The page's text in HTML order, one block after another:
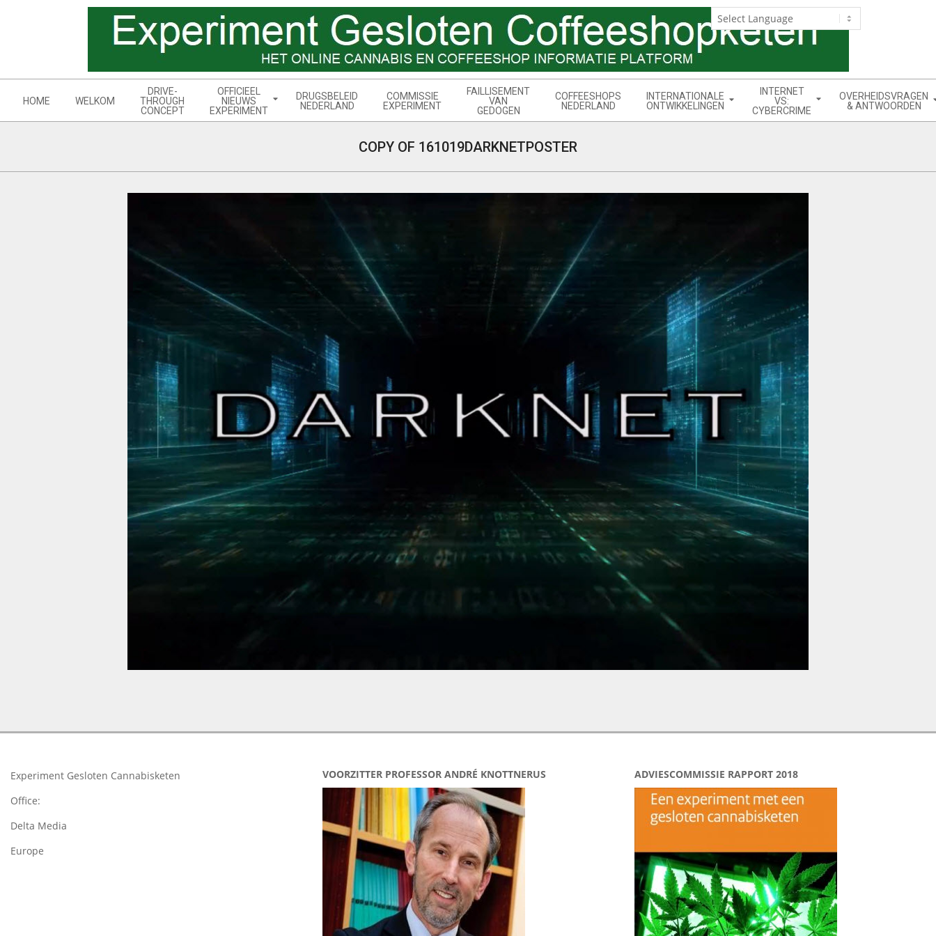
Menu
HOME WELKOM
DRIVE-
THROUGH
CONCEPT
OFFICIEEL
NIEUWS
EXPERIMENT
DRUGSBELEID
NEDERLAND
COMMISSIE
EXPERIMENT
FAILLISEMENT
VAN
GEDOGEN
COFFEESHOPS
NEDERLAND
INTERNATIONALE
ONTWIKKELINGEN
INTERNET
VS:
CYBERCRIME
OVERHEIDSVRAGEN
& ANTWOORDEN
COPY OF 161019DARKNETPOSTER
03-
Experiment Gesloten Cannabisketen
Office:
Delta Media
Europe
VOORZITTER PROFESSOR ANDRÉ KNOTTNERUS ADVIESCOMMISSIE RAPPORT 2018